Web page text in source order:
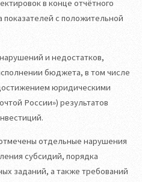
в конце отчётного
показателей с положительной
и недостатков,
бюджета, в том числе
юридическими
России») результатов
отдельные нарушения
субсидий, порядка
заданий, а также требований